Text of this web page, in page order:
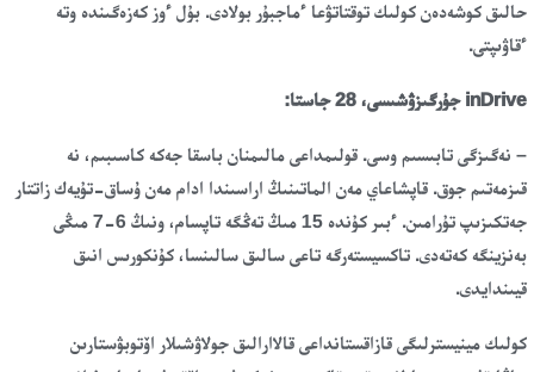
حالىق كوشەدەن كولىك توقتاتۋعا ءماجبۇر بولادى. بۇل ءوز كەزەگىندە وتە
ءقاۋىپتى.
inDrive جۇرگىزۋشىسى، 28 جاستا:
– نەگىزگى تابىسىم وسى. قولىمداعى مالىمنان باسقا جەكە كاسىبىم، نە
قىزمەتىم جوق. قاپشاعاي مەن الماتىنىڭ اراسىندا ادام مەن ۇساق-تۇيەك زاتتار
جەتكىزىپ تۇرامىن. ءبىر كۇندە 15 مىڭ تەڭگە تاپسام، ونىڭ 6-7 مىڭى
بەنزينگە كەتەدى. تاكسيستەرگە تاعى سالىق سالىنسا، كۇنكورىس انىق
قيىندايدى.
كولىك مينيسترلىگى قازاقستانداعى قالاارالىق جولاۋشىلار اۆتوبۋستارىن